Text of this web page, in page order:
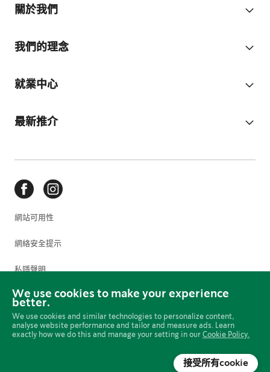
We use cookies to make your experience
better.
We use cookies and similar technologies to personalize content,
analyse website performance and tailor and measure ads. Learn
exactly how we do this and manage your setting in our Cookie Policy.
接受所有cookie
關於我們
我們的理念
就業中心
最新推介
網站可用性
網絡安全提示
私隱聲明
使用條款
Cookie 偏好設定